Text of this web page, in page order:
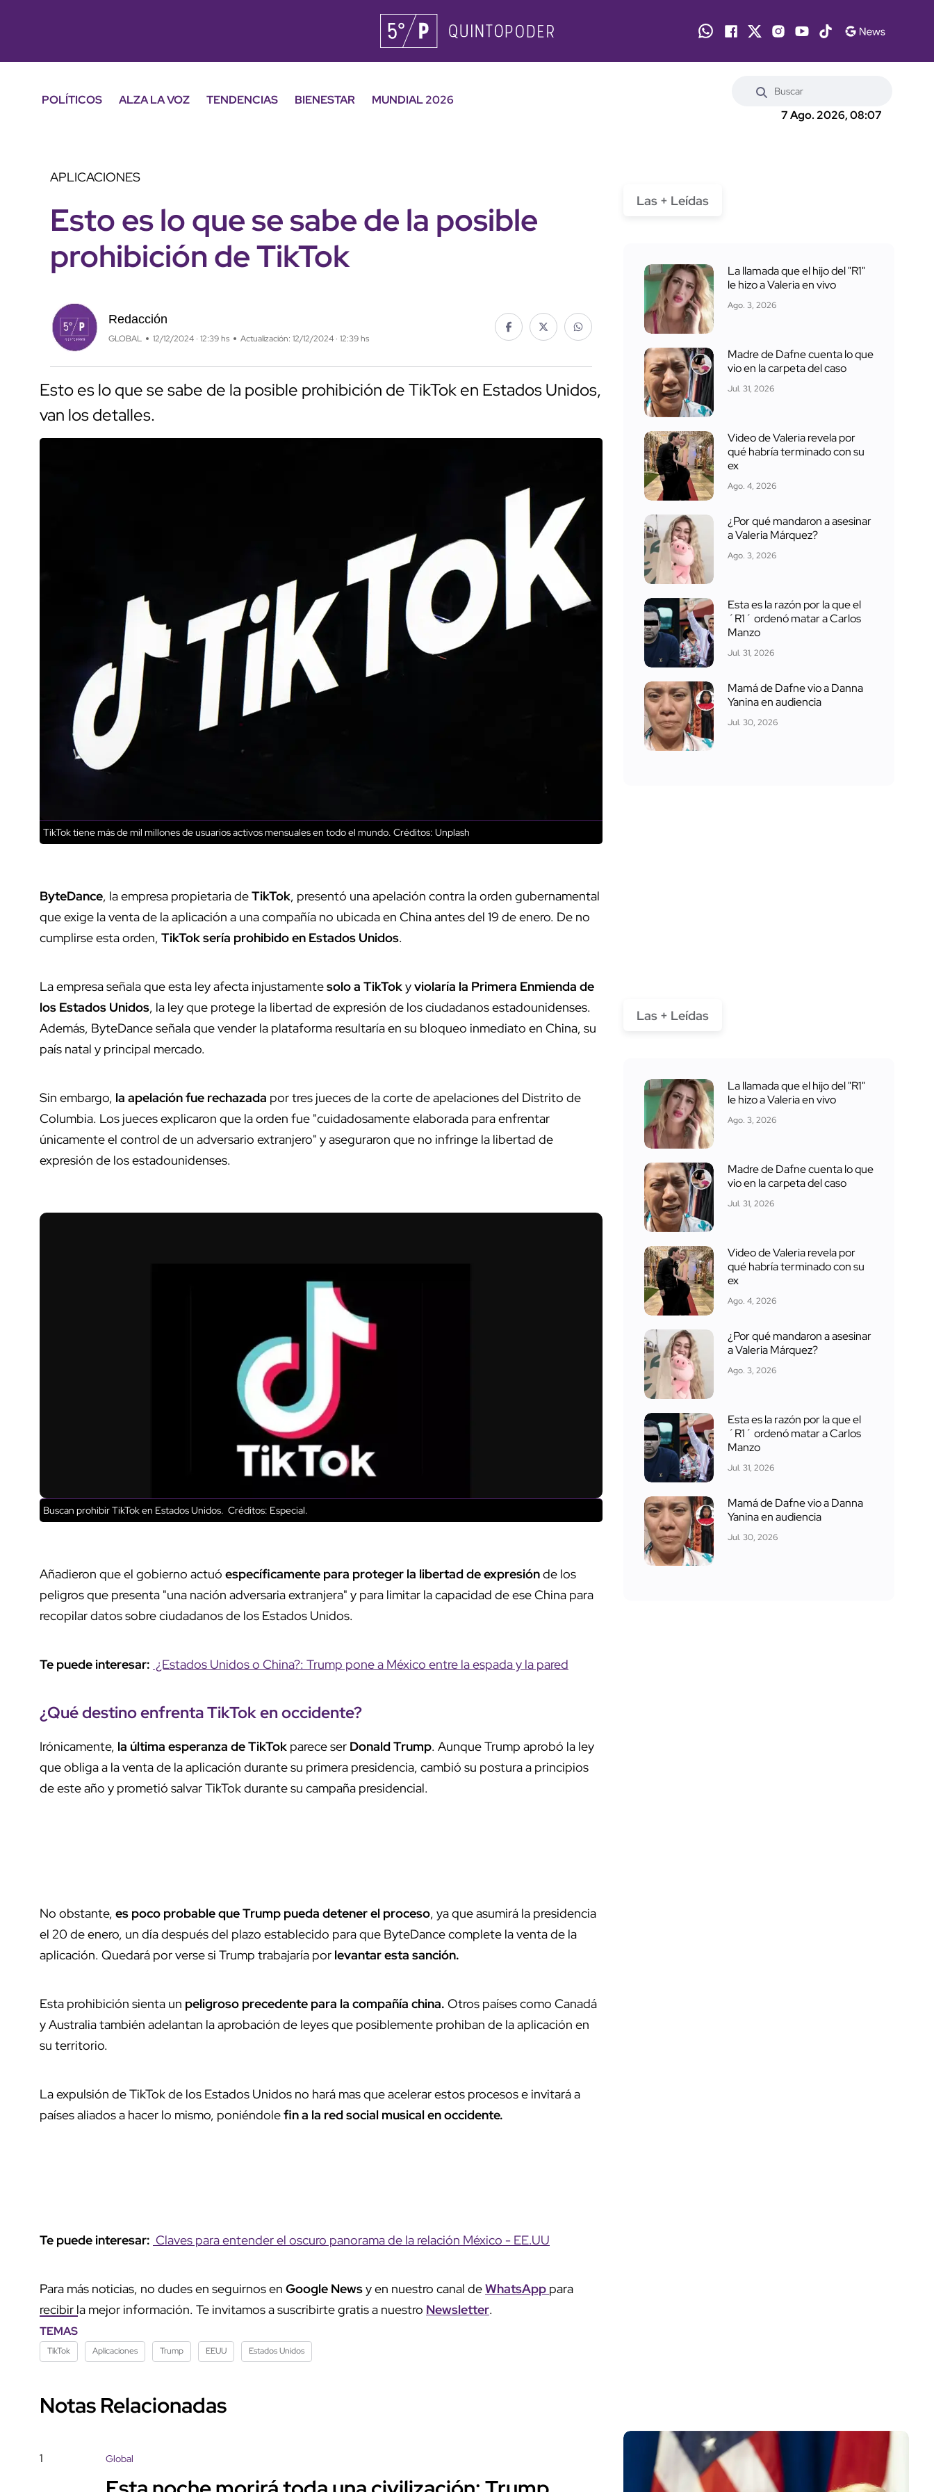
POLÍTICOS ALZA LA VOZ TENDENCIAS BIENESTAR
MUNDIAL 2026
7 Ago. 2026, 08:07
APLICACIONES
Esto es lo que se sabe de la posible
prohibición de TikTok
Redacción
GLOBAL 12/12/2024 · 12:39 hs Actualización: 12/12/2024 · 12:39 hs
Esto es lo que se sabe de la posible prohibición de TikTok en Estados Unidos,
van los detalles.
TikTok tiene más de mil millones de usuarios activos mensuales en todo el mundo. Créditos: Unplash
ByteDance, la empresa propietaria deTikTok, presentó una apelación contra la orden gubernamental
que exige la venta de la aplicación a una compañía no ubicada en China antes del 19 de enero. De no
cumplirse esta orden, TikTok sería prohibido en Estados Unidos.
La empresa señala que esta ley afecta injustamentesolo a TikTokyviolaría la Primera Enmienda de
los Estados Unidos, la ley que protege la libertad de expresión de los ciudadanos estadounidenses.
Además, ByteDance señala que vender la plataforma resultaría en su bloqueo inmediato en China, su
país natal y principal mercado.
Sin embargo, la apelación fue rechazada por tres jueces de la corte de apelaciones del Distrito de
Columbia. Los jueces explicaron que la orden fue "cuidadosamente elaborada para enfrentar
únicamente el control de un adversario extranjero" y aseguraron que no infringe la libertad de
expresión de los estadounidenses.
Buscan prohibir TikTok en Estados Unidos. Créditos: Especial.
Añadieron que el gobierno actuó específicamente para proteger la libertad de expresiónde los
peligros que presenta "una nación adversaria extranjera" y para limitar la capacidad de ese China para
recopilar datos sobre ciudadanos de los Estados Unidos.
Te puede interesar: ¿Estados Unidos o China?: Trump pone a México entre la espada y la pared
¿Qué destino enfrenta TikTok en occidente?
Irónicamente, la última esperanza de TikTok parece ser Donald Trump. Aunque Trump aprobó la ley
que obliga a la venta de la aplicación durante su primera presidencia, cambió su postura a principios
de este año y prometió salvar TikTok durante su campaña presidencial.
No obstante, es poco probable que Trump pueda detener el proceso, ya que asumirá la presidencia
el 20 de enero, un día después del plazo establecido para que ByteDance complete la venta de la
aplicación. Quedará por verse si Trump trabajaría por levantar esta sanción.
Esta prohibición sienta un peligroso precedente para la compañía china. Otros países como Canadá
y Australia también adelantan la aprobación de leyes que posiblemente prohiban de la aplicación en
su territorio.
La expulsión de TikTok de los Estados Unidos no hará mas que acelerar estos procesos e invitará a
países aliados a hacer lo mismo, poniéndolefin a la red social musical en occidente.
Te puede interesar: Claves para entender el oscuro panorama de la relación México - EE.UU
Para más noticias, no dudes en seguirnos en Google Newsy en nuestro canal deWhatsApp para
recibir la mejor información. Te invitamos a suscribirte gratis a nuestro Newsletter.
TEMAS
TikTok Aplicaciones Trump EEUU Estados Unidos
Notas Relacionadas
1 Global
Las + Leídas
La llamada que el hijo del "R1"
le hizo a Valeria en vivo
Ago. 3, 2026
Madre de Dafne cuenta lo que
vio en la carpeta del caso
Jul. 31, 2026
Video de Valeria revela por
qué habría terminado con su
ex
Ago. 4, 2026
¿Por qué mandaron a asesinar
a Valeria Márquez?
Ago. 3, 2026
Esta es la razón por la que el
´R1´ ordenó matar a Carlos
Manzo
Jul. 31, 2026
Mamá de Dafne vio a Danna
Yanina en audiencia
Jul. 30, 2026
Las + Leídas
La llamada que el hijo del "R1"
le hizo a Valeria en vivo
Ago. 3, 2026
Madre de Dafne cuenta lo que
vio en la carpeta del caso
Jul. 31, 2026
Video de Valeria revela por
qué habría terminado con su
ex
Ago. 4, 2026
¿Por qué mandaron a asesinar
a Valeria Márquez?
Ago. 3, 2026
Esta es la razón por la que el
´R1´ ordenó matar a Carlos
Manzo
Jul. 31, 2026
Mamá de Dafne vio a Danna
Yanina en audiencia
Jul. 30, 2026